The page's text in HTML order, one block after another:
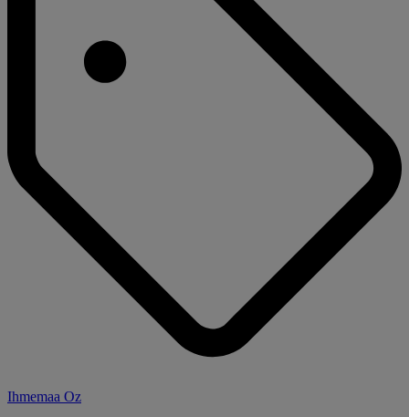
Ihmemaa Oz